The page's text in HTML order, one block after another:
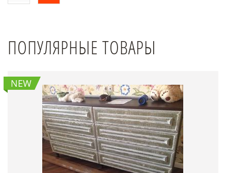
ПОПУЛЯРНЫЕ ТОВАРЫ
NEW